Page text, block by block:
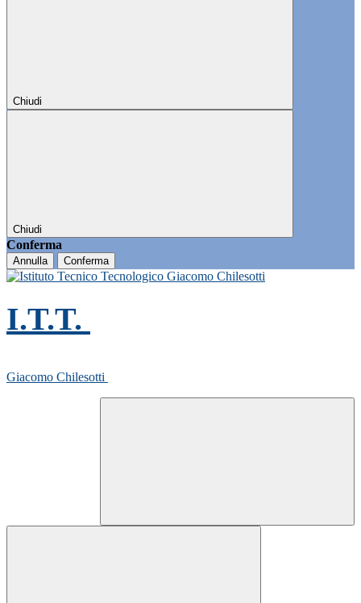
Chiudi
Chiudi
Conferma
Annulla Conferma
I.T.T.
Giacomo Chilesotti